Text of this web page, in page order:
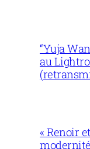
“Yuja
au
« Renoir